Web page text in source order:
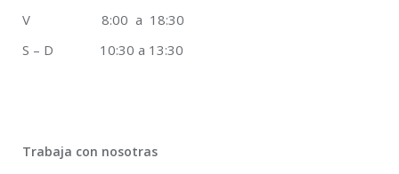
V 8:00 a 18:30
S – D 10:30 a 13:30
Trabaja con nosotras